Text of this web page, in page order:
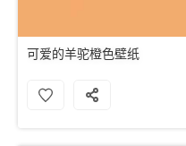
可爱的羊驼橙色壁纸